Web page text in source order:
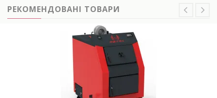
РЕКОМЕНДОВАНІ ТОВАРИ